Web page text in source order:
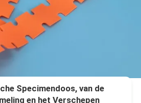
Specimendoos, van de
en het Verschepen